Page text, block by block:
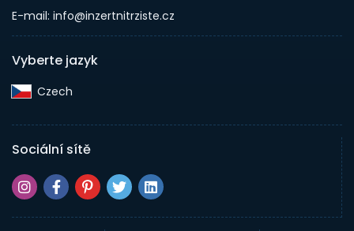
E-mail: info@inzertnitrziste.cz
Vyberte jazyk
Czech‎
Sociální sítě